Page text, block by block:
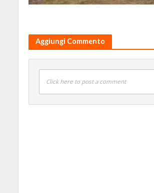
Aggiungi Commento
Click here to post a comment